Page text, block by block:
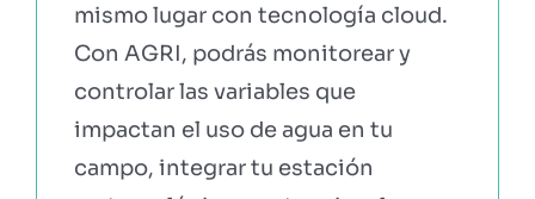
mismo lugar con tecnología cloud.
Con AGRI, podrás monitorear y
controlar las variables que
impactan el uso de agua en tu
campo, integrar tu estación